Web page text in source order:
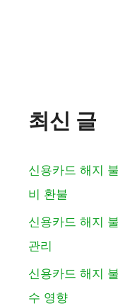
최신 글
신용카드 해지
비 환불
신용카드 해지
관리
신용카드 해지
수 영향